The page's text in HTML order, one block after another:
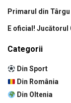
Primarul din
E oficial! Jucătorul
Categorii
Din Sport
Din România
Din Oltenia